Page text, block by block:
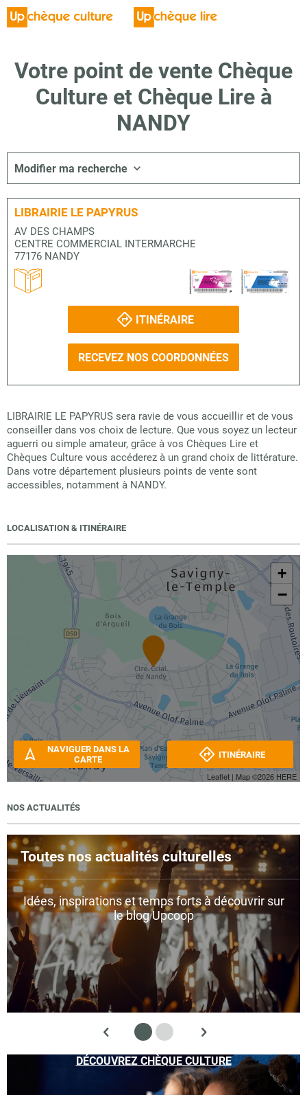
Votre point de vente Chèque
Culture et Chèque Lire à
NANDY
Modifier ma recherche
LIBRAIRIE LE PAPYRUS
AV DES CHAMPS
CENTRE COMMERCIAL INTERMARCHE
77176 NANDY
ITINÉRAIRE
RECEVEZ NOS COORDONNÉES
LIBRAIRIE LE PAPYRUS sera ravie de vous accueillir et de vous
conseiller dans vos choix de lecture. Que vous soyez un lecteur
aguerri ou simple amateur, grâce à vos Chèques Lire et
Chèques Culture vous accéderez à un grand choix de littérature.
Dans votre département plusieurs points de vente sont
accessibles, notamment à NANDY.
LOCALISATION & ITINÉRAIRE
+
−
Leaflet | Map ©2026 HERE
NAVIGUER DANS LA
CARTE
ITINÉRAIRE
NOS ACTUALITÉS
Toutes nos actualités culturelles
Idées, inspirations et temps forts à découvrir sur
le blog Upcoop
DÉCOUVREZ CHÈQUE CULTURE